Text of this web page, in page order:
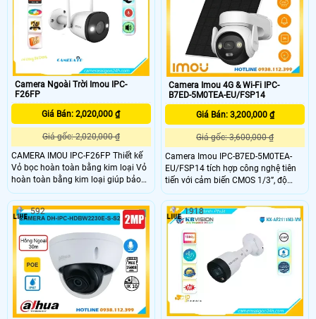
dùng chủ động hơn trong việc giám
sát và bảo vệ tài sản.
Camera Ngoài Trời Imou IPC-
F26FP
Giá Bán: 2,020,000 ₫
Giá gốc: 2,020,000 ₫
CAMERA IMOU IPC-F26FP Thiết kế
Vỏ bọc hoàn toàn bằng kim loại Vỏ
hoàn toàn bằng kim loại giúp bảo
vệ chắc chắn và tản nhiệt hiệu quả;
IMOU IPC-F26FP cho phép sử dụng
ở những nơi có nhiệt độ cao hơn.
CAMERA WIFI IPC-F26FP Tích hợp
Công nghệ AI giúp phát hiện chuyển
động của con người, gửi cảnh báo
đến điện thoại của chủ nhà khi phát
hiện người lạ đột nhập
Camera Imou 4G & Wi-Fi IPC-
B7ED-5M0TEA-EU/FSP14
Giá Bán: 3,200,000 ₫
Giá gốc: 3,600,000 ₫
Camera Imou IPC-B7ED-5M0TEA-
EU/FSP14 tích hợp công nghệ tiên
tiến với cảm biến CMOS 1/3”, độ
phân giải 5MP, ống kính 3.6mm góc
nhìn 91°. Hỗ trợ kết nối Wi-Fi
2.4GHz, 4G LTE, đèn hồng ngoại
20m và chuẩn chống nước IP66.
Sản phẩm cung cấp chất lượng hình
ảnh sắc nét, hoạt động ổn định
trong điều kiện khắc nghiệt.
592 1918